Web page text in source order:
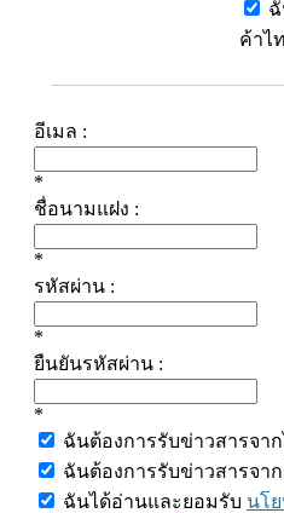
ค้าไ
อีเมล :
*
ชื่อนามแฝง :
*
รหัสผ่าน :
*
ยืนยันรหัสผ่าน :
*
ฉันต้องการรับข่าวสารจา
ฉันต้องการรับข่าวสารจา
ฉันได้อ่านและยอมรับ นโ